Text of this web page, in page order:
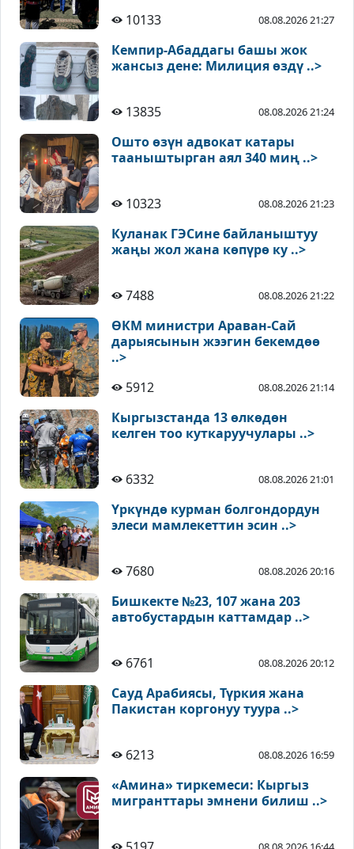
10133
08.08.2026 21:27
Кемпир-Абаддагы башы жок
жансыз дене: Милиция өздү ..>
13835 08.08.2026 21:24
Ошто өзүн адвокат катары
тааныштырган аял 340 миң ..>
10323 08.08.2026 21:23
Куланак ГЭСине байланыштуу
жаңы жол жана көпүрө ку ..>
7488 08.08.2026 21:22
ӨКМ министри Араван-Сай
дарыясынын жээгин бекемдөө
..>
5912
08.08.2026 21:14
Кыргызстанда 13 өлкөдөн
келген тоо куткаруучулары ..>
6332 08.08.2026 21:01
Үркүндө курман болгондордун
элеси мамлекеттин эсин ..>
7680 08.08.2026 20:16
Бишкекте №23, 107 жана 203
автобустардын каттамдар ..>
6761 08.08.2026 20:12
Сауд Арабиясы, Түркия жана
Пакистан коргонуу туура ..>
6213 08.08.2026 16:59
«Амина» тиркемеси: Кыргыз
мигранттары эмнени билиш ..>